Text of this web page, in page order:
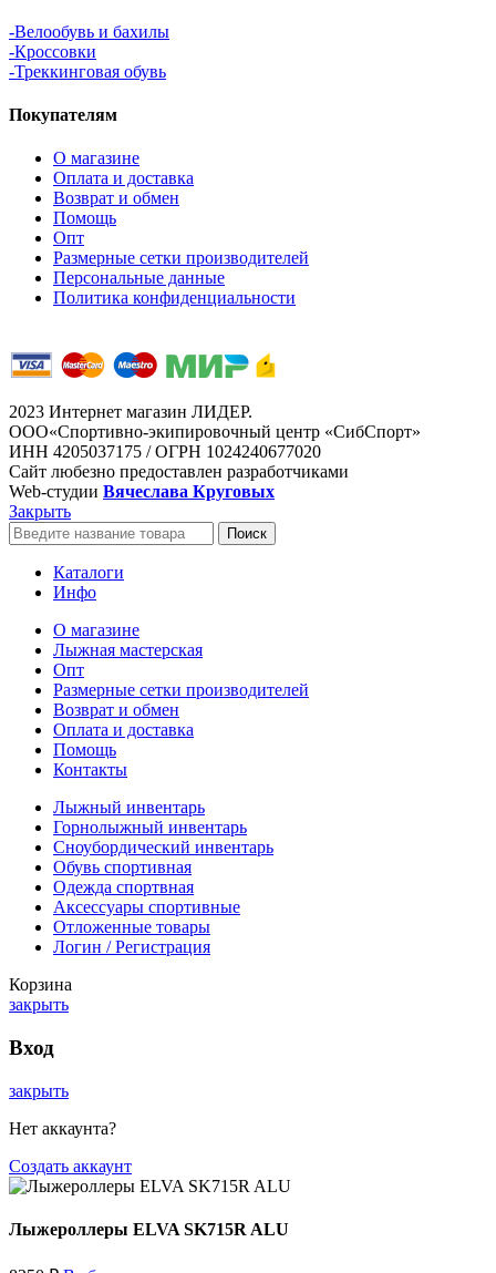
-Велообувь и бахилы
-Кроссовки
-Треккинговая обувь
Покупателям
О магазине
Оплата и доставка
Возврат и обмен
Помощь
Опт
Размерные сетки производителей
Персональные данные
Политика конфиденциальности
2023 Интернет магазин ЛИДЕР.
ООО«Спортивно-экипировочный центр «СибСпорт»
ИНН 4205037175 / ОГРН 1024240677020
Сайт любезно предоставлен разработчиками
Web-студии Вячеслава Круговых
Закрыть
Поиск
Каталоги
Инфо
О магазине
Лыжная мастерская
Опт
Размерные сетки производителей
Возврат и обмен
Оплата и доставка
Помощь
Контакты
Лыжный инвентарь
Горнолыжный инвентарь
Сноубордический инвентарь
Обувь спортивная
Одежда спортвная
Аксессуары спортивные
Отложенные товары
Логин / Регистрация
Корзина
закрыть
Вход
закрыть
Нет аккаунта?
Создать аккаунт
Лыжероллеры ELVA SK715R ALU